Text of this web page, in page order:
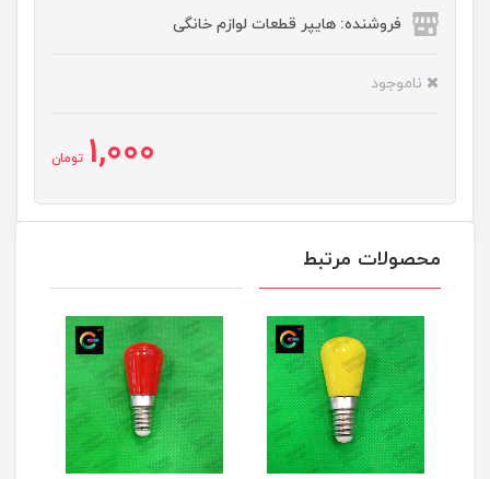
فروشنده: هایپر قطعات لوازم خانگی
ناموجود
1,000 تومان
محصولات مرتبط